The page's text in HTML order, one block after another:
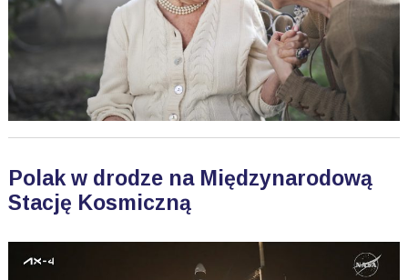
Polak w drodze na Międzynarodową
Stację Kosmiczną